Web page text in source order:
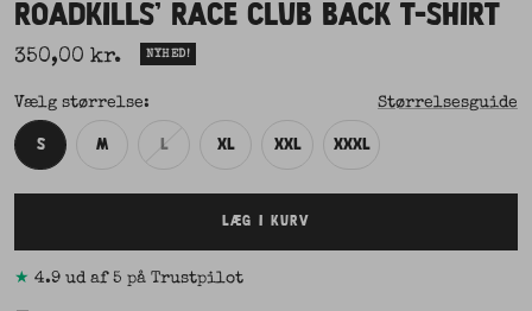
slide
2
3
4
ROADKILLS' RACE CLUB BACK T-SHIRT
Udsalgspris
350,00 kr. NYHED!
Vælg størrelse: Størrelsesguide
S M L XL XXL XXXL
LÆG I KURV
★ 4.9 ud af 5 på Trustpilot